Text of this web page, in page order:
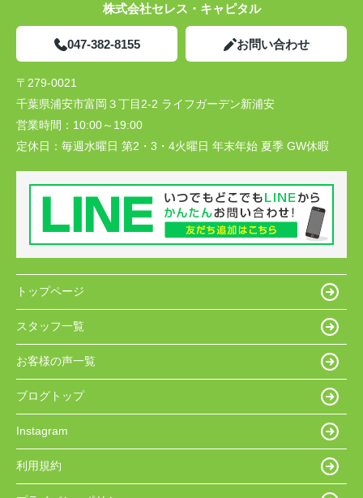
株式会社セレス・キャピタル
047-382-8155 お問い合わせ
〒279-0021
千葉県浦安市富岡３丁目2-2 ライフガーデン新浦安
営業時間： 10:00～19:00
定休日： 毎週水曜日 第2・3・4火曜日 年末年始 夏季 GW休暇
トップページ
スタッフ一覧
お客様の声一覧
ブログトップ
Instagram
利用規約